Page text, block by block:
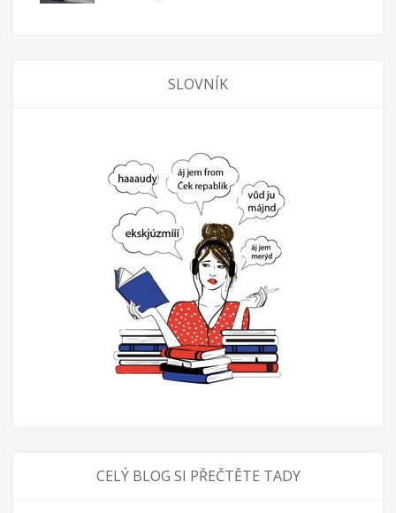
SLOVNÍK
CELÝ BLOG SI PŘEČTĚTE TADY